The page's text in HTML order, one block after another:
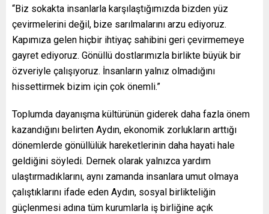
“Biz sokakta insanlarla karşılaştığımızda bizden yüz
çevirmelerini değil, bize sarılmalarını arzu ediyoruz.
Kapımıza gelen hiçbir ihtiyaç sahibini geri çevirmemeye
gayret ediyoruz. Gönüllü dostlarımızla birlikte büyük bir
özveriyle çalışıyoruz. İnsanların yalnız olmadığını
hissettirmek bizim için çok önemli.”
Toplumda dayanışma kültürünün giderek daha fazla önem
kazandığını belirten Aydın, ekonomik zorlukların arttığı
dönemlerde gönüllülük hareketlerinin daha hayati hale
geldiğini söyledi. Dernek olarak yalnızca yardım
ulaştırmadıklarını, aynı zamanda insanlara umut olmaya
çalıştıklarını ifade eden Aydın, sosyal birlikteliğin
güçlenmesi adına tüm kurumlarla iş birliğine açık